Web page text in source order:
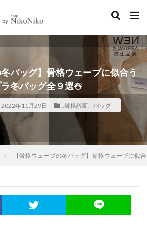
バッグ】骨格ウェーブに似合う
冬バッグ全９選☃️
2022年11月29日 ..骨格診断, バッグ
【骨格ウェーブの冬バッグ】骨格ウェーブに
ショルダーバッグ イエベ プチプラ
検索